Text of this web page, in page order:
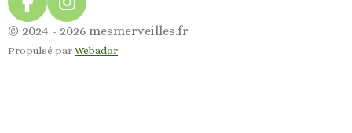
F
a
c
I
n
s
© 2024 - 2026 mesmerveilles.fr
Propulsé par Webador